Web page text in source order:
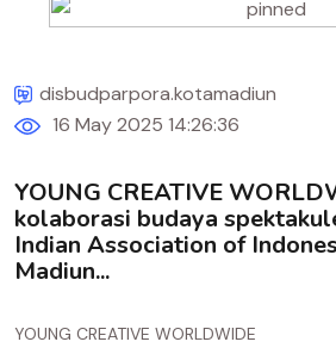
disbudparpora.kotamadiun
16 May 2025 14:26:36
YOUNG CREATIVE
kolaborasi budaya
Indian Association of
Madiun...
YOUNG CREATIVE WORLDWIDE